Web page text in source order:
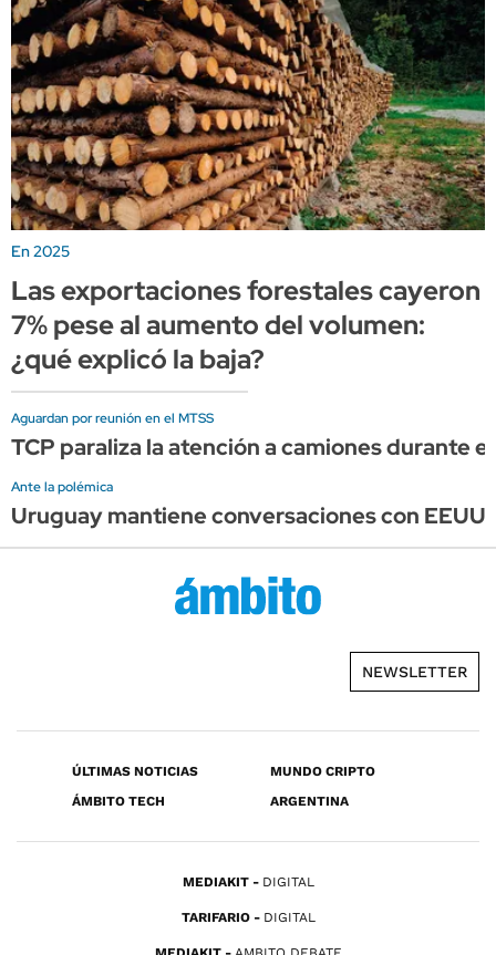
En 2025
Las exportaciones forestales cayeron
7% pese al aumento del volumen:
¿qué explicó la baja?
Aguardan por reunión en el MTSS
TCP paraliza la atención a camiones durante
Ante la polémica
Uruguay mantiene conversaciones con
NEWSLETTER
ÚLTIMAS NOTICIAS
MUNDO CRIPTO
ÁMBITO TECH
ARGENTINA
MEDIAKIT DIGITAL
TARIFARIO DIGITAL